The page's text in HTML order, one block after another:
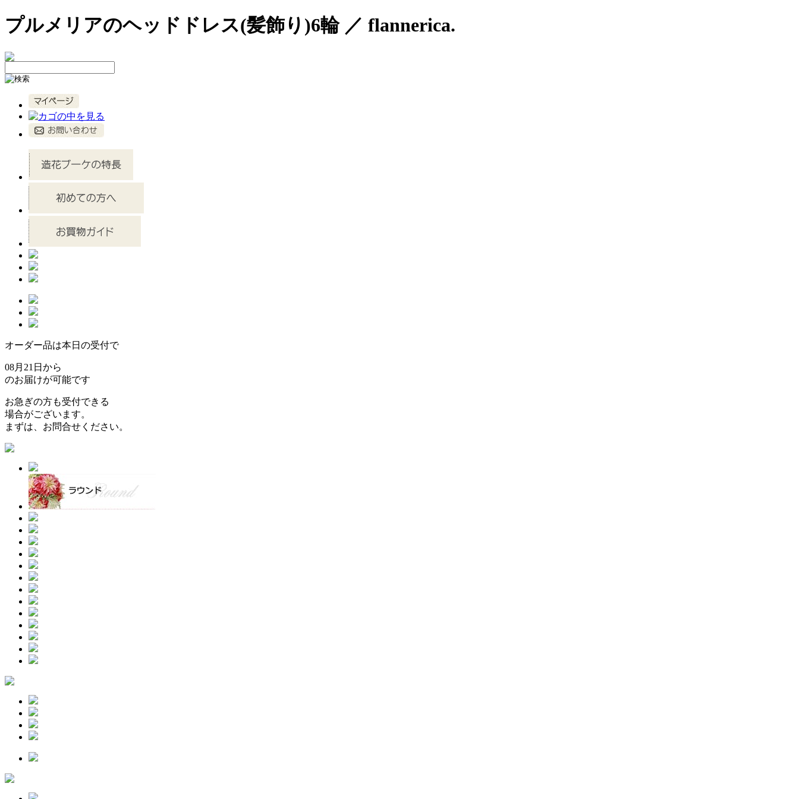
プルメリアのヘッドドレス(髪飾り)6輪 ／ flannerica.
オーダー品は本日の受付で
08月21日から
のお届けが可能です
お急ぎの方も受付できる
場合がございます。
まずは、お問合せください。